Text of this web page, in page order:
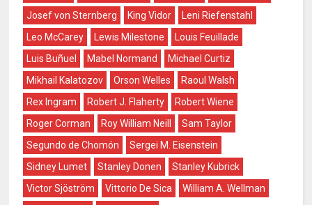
Josef von Sternberg
King Vidor
Leni Riefenstahl
Leo McCarey
Lewis Milestone
Louis Feuillade
Luis Buñuel
Mabel Normand
Michael Curtiz
Mikhail Kalatozov
Orson Welles
Raoul Walsh
Rex Ingram
Robert J. Flaherty
Robert Wiene
Roger Corman
Roy William Neill
Sam Taylor
Segundo de Chomón
Sergei M. Eisenstein
Sidney Lumet
Stanley Donen
Stanley Kubrick
Victor Sjöström
Vittorio De Sica
William A. Wellman